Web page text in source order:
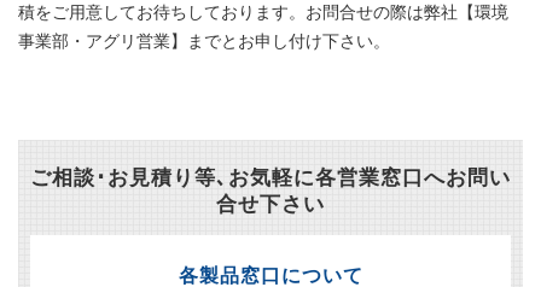
積をご用意してお待ちしております。お問合せの際は弊社【環境
事業部・アグリ営業】までとお申し付け下さい。
ご相談･お見積り等､お気軽に各営業窓口へお問い
合せ下さい
各製品窓口について